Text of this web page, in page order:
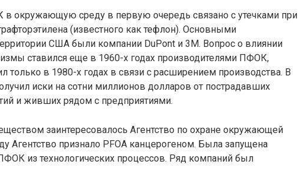
окружающую среду в первую очередь связано с утечками при
(известного как тефлон). Основными
США были компании DuPont и 3M. Вопрос о влиянии
ставился еще в 1960-х годах производителями ПФОК,
только в 1980-х годах в связи с расширением производства. В
иски на сотни миллионов долларов от пострадавших
и живших рядом с предприятиями.
заинтересовалось Агентство по охране окружающей
Агентство признало PFOA канцерогеном. Была запущена
из технологических процессов. Ряд компаний был